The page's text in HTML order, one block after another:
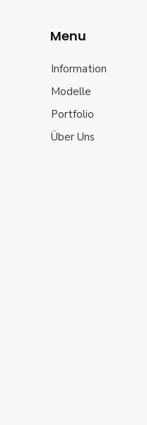
Menu
Information
Modelle
Portfolio
Über Uns